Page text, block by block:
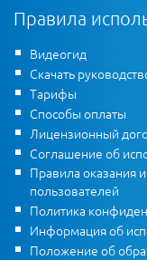
Правила
Видеогид
Скачать
Тарифы
Способы оплаты
Лицензионный
Соглашение об
Правила оказания
пользователей
Политика
Информация об
Положение об